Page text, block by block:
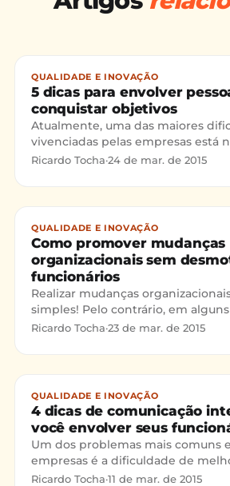
QUALIDADE E INOVAÇÃO
5 dicas para envolver
conquistar objetivos
Atualmente, uma das maiores
vivenciadas pelas empresas está
talentos e no desenvolvimento de
Ricardo Tocha·24 de mar. de 2015
QUALIDADE E INOVAÇÃO
Como promover mudanças
organizacionais sem
funcionários
Realizar mudanças
simples! Pelo contrário, em
podem gerar uma enorme
Ricardo Tocha·23 de mar. de 2015
QUALIDADE E INOVAÇÃO
4 dicas de comunicação
você envolver seus
Um dos problemas mais comuns
empresas é a dificuldade de
comunicação interna. De quebra,
Ricardo Tocha·11 de mar. de 2015